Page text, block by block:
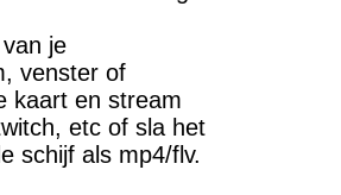
je
venster of
kaart en stream
etc of sla het
schijf als mp4/flv.